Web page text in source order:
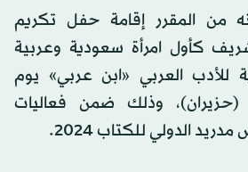
من المقرر إقامة حفل تكريم
كأول امرأة سعودية وعربية
للأدب العربي «ابن عربي» يوم
13 يونيو (حزيران)، وذلك ضمن فعاليات